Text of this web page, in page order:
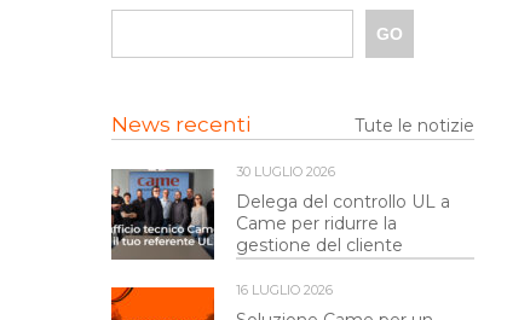
News recenti Tute le notizie
30 LUGLIO 2026
Delega del controllo UL a
Came per ridurre la
gestione del cliente
16 LUGLIO 2026